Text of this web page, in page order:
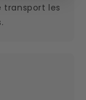
transport les